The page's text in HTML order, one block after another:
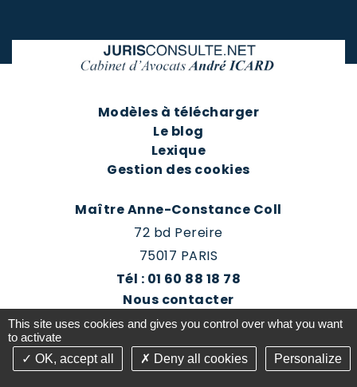
Modèles à télécharger
Le blog
Lexique
Gestion des cookies
Maître Anne-Constance Coll
72 bd Pereire
75017 PARIS
Tél : 01 60 88 18 78
Nous contacter
Prendre rendez-vous
This site uses cookies and gives you control over what you want
to activate
OK, accept all
Deny all cookies Personalize